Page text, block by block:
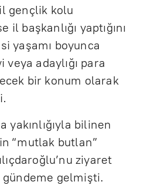
il gençlik kolu
il başkanlığı yaptığını
yaşamı boyunca
adaylığı para
bir konum olarak
yakınlığıyla bilinen
“mutlak butlan”
ziyaret
gelmişti.